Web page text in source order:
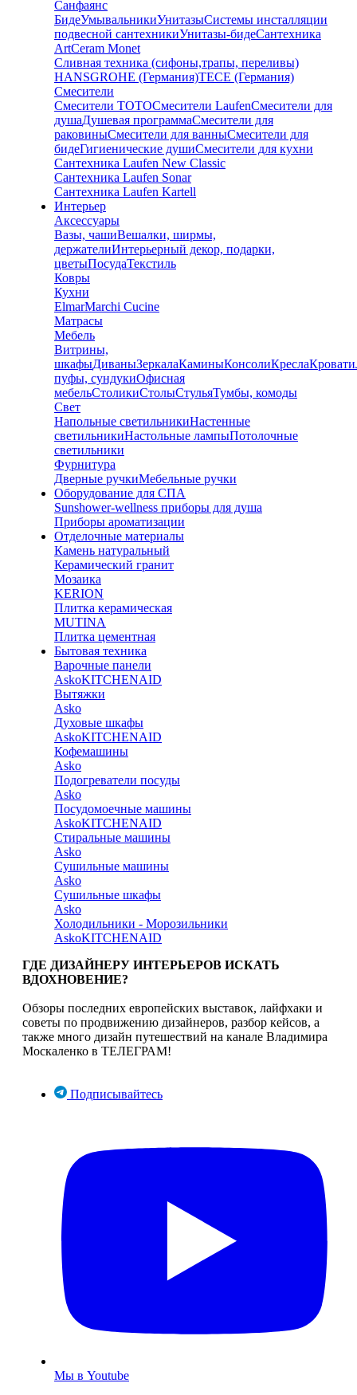
Санфаянс
БидеУмывальникиУнитазыСистемы инсталляции
подвесной сантехникиУнитазы-бидеСантехника
ArtCeram Monet
Сливная техника (сифоны,трапы, переливы)
HANSGROHE (Германия)TECE (Германия)
Смесители
Смесители TOTOСмесители LaufenСмесители для
душаДушевая программаСмесители для
раковиныСмесители для ванныСмесители для
бидеГигиенические душиСмесители для кухни
Сантехника Laufen New Classic
Сантехника Laufen Sonar
Сантехника Laufen Kartell
Интерьер
Аксессуары
Вазы, чашиВешалки, ширмы,
держателиИнтерьерный декор, подарки,
цветыПосудаТекстиль
Ковры
Кухни
ElmarMarchi Cucine
Матрасы
Мебель
Витрины,
шкафыДиваныЗеркалаКаминыКонсолиКреслаКровати
пуфы, сундукиОфисная
мебельСтоликиСтолыСтульяТумбы, комоды
Свет
Напольные светильникиНастенные
светильникиНастольные лампыПотолочные
светильники
Фурнитура
Дверные ручкиМебельные ручки
Оборудование для СПА
Sunshower-wellness приборы для душа
Приборы ароматизации
Отделочные материалы
Камень натуральный
Керамический гранит
Мозаика
KERION
Плитка керамическая
MUTINA
Плитка цементная
Бытовая техника
Варочные панели
AskoKITCHENAID
Вытяжки
Asko
Духовые шкафы
AskoKITCHENAID
Кофемашины
Asko
Подогреватели посуды
Asko
Посудомоечные машины
AskoKITCHENAID
Стиральные машины
Asko
Сушильные машины
Asko
Сушильные шкафы
Asko
Холодильники - Морозильники
AskoKITCHENAID
ГДЕ ДИЗАЙНЕРУ ИНТЕРЬЕРОВ ИСКАТЬ
ВДОХНОВЕНИЕ?
Обзоры последних европейских выставок, лайфхаки и
советы по продвижению дизайнеров, разбор кейсов, а
также много дизайн путешествий на канале Владимира
Москаленко в ТЕЛЕГРАМ!
Подписывайтесь
Мы в Youtube